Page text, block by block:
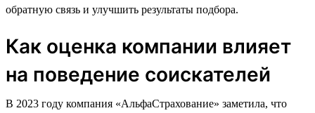
обратную связь и улучшить результаты подбора.
Как оценка компании влияет
на поведение соискателей
В 2023 году компания «АльфаСтрахование» заметила, что